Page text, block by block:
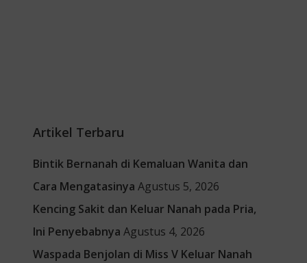
Artikel Terbaru
Bintik Bernanah di Kemaluan Wanita dan
Cara Mengatasinya Agustus 5, 2026
Kencing Sakit dan Keluar Nanah pada Pria,
Ini Penyebabnya Agustus 4, 2026
Waspada Benjolan di Miss V Keluar Nanah